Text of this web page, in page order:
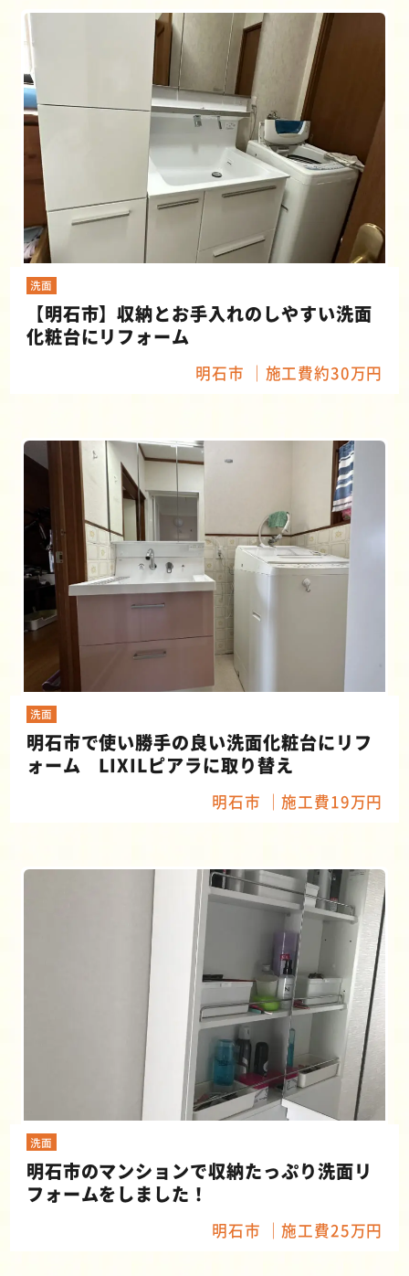
洗面
【明石市】収納とお手入れのしやすい洗面
化粧台にリフォーム
明石市 施工費約30万円
洗面
明石市で使い勝手の良い洗面化粧台にリフ
ォーム LIXILピアラに取り替え
明石市 施工費19万円
洗面
明石市のマンションで収納たっぷり洗面リ
フォームをしました！
明石市 施工費25万円